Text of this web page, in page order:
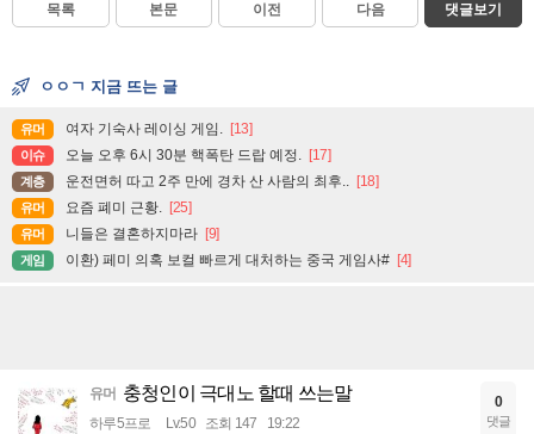
목록 본문 이전 다음 댓글보기
ㅇㅇㄱ 지금 뜨는 글
유머 여자 기숙사 레이싱 게임. [13]
이슈 오늘 오후 6시 30분 핵폭탄 드랍 예정. [17]
계층 운전면허 따고 2주 만에 경차 산 사람의 최후.. [18]
유머 요즘 폐미 근황. [25]
유머 니들은 결혼하지마라 [9]
게임 이환) 페미 의혹 보컬 빠르게 대처하는 중국 게임사# [4]
유머 충청인이 극대노 할때 쓰는말
하루5프로 Lv.50 조회 147 19:22
0
댓글